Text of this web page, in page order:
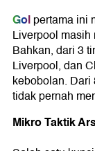
Golpertama ini
Liverpool
Bahkan, dari 3
Liverpool, dan
kebobolan. Dari
tidak pernah
Mikro Taktik